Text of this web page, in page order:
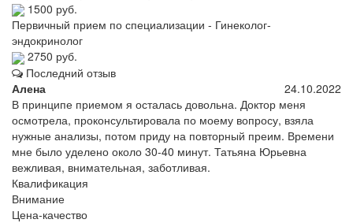
1500 руб.
Первичный прием по специализации - Гинеколог-
эндокринолог
2750 руб.
Последний отзыв
Алена
24.10.2022
В принципе приемом я осталась довольна. Доктор меня
осмотрела, проконсультировала по моему вопросу, взяла
нужные анализы, потом приду на повторный преим. Времени
мне было уделено около 30-40 минут. Татьяна Юрьевна
вежливая, внимательная, заботливая.
Квалификация
Внимание
Цена-качество